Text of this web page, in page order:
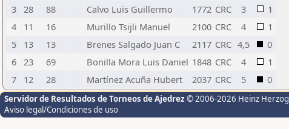
3 28 88 Calvo Luis Guillermo 1772 CRC 3
1
4
11 16 Murillo Tsijli Manuel 2100 CRC 4
1
5
13 13 Brenes Salgado Juan C 2117 CRC 4,5
0
6 23 69 Bonilla Mora Luis Daniel 1848 CRC 4
1
7
12 28 Martínez Acuña Hubert 2037 CRC 5 0
Servidor de Resultados de Torneos de Ajedrez © 2006-2026 Heinz Herzog
Aviso legal/Condiciones de uso